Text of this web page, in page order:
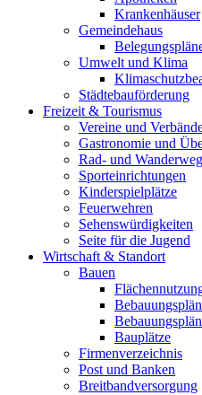
Krankenhäuser
Gemeindehaus
Umwelt und Klima
Städtebauförderung
Freizeit & Tourismus
Vereine und
Gastronomie und
Rad- und
Sporteinrichtungen
Kinderspielplätze
Feuerwehren
Sehenswürdigkeiten
Seite für die Jugend
Wirtschaft & Standort
Bauen
Bauplätze
Firmenverzeichnis
Post und Banken
Breitbandversorgung